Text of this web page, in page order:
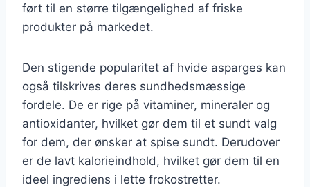
ført til en større tilgængelighed af friske
produkter på markedet.
Den stigende popularitet af hvide asparges kan
også tilskrives deres sundhedsmæssige
fordele. De er rige på vitaminer, mineraler og
antioxidanter, hvilket gør dem til et sundt valg
for dem, der ønsker at spise sundt. Derudover
er de lavt kalorieindhold, hvilket gør dem til en
ideel ingrediens i lette frokostretter.